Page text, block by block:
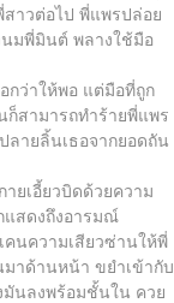
าวต่อไป พี่แพรปล่อย
มพี่มินต์ พลางใช้มือ
ว่าให้พอ แต่มือที่ถูก
ก็สามารถทำร้ายพี่แพร
ลายลิ้นเธอจากยอดถัน
ยเอี้ยวบิดด้วยความ
แสดงถึงอารมณ์
คนความเสียวซ่านให้พี่
าด้านหน้า ขยำเข้ากับ
มันลงพร้อมชั้นใน ควย